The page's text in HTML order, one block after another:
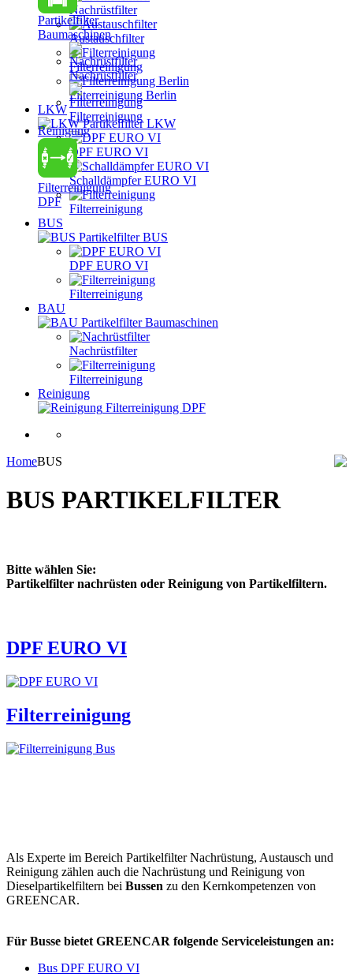
Partikelfilter
Baumaschinen
Nachrüstfilter
Filterreinigung
Reinigung
Filterreinigung
DPF
Nachrüstfilter
Austauschfilter
Filterreinigung
Filterreinigung Berlin
LKW
Partikelfilter LKW
DPF EURO VI
Schalldämpfer EURO VI
Filterreinigung
BUS
Partikelfilter BUS
DPF EURO VI
Filterreinigung
BAU
Partikelfilter Baumaschinen
Nachrüstfilter
Filterreinigung
Reinigung
Filterreinigung DPF
HomeBUS
BUS PARTIKELFILTER
Bitte wählen Sie:
Partikelfilter nachrüsten oder Reinigung von Partikelfiltern.
DPF EURO VI
Filterreinigung
Als Experte im Bereich Partikelfilter Nachrüstung, Austausch und
Reinigung zählen auch die Nachrüstung und Reinigung von
Dieselpartikelfiltern bei Bussen zu den Kernkompetenzen von
GREENCAR.
Für Busse bietet GREENCAR folgende Serviceleistungen an:
Bus DPF EURO VI